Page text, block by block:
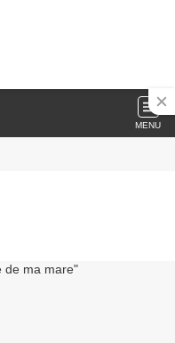
MENU